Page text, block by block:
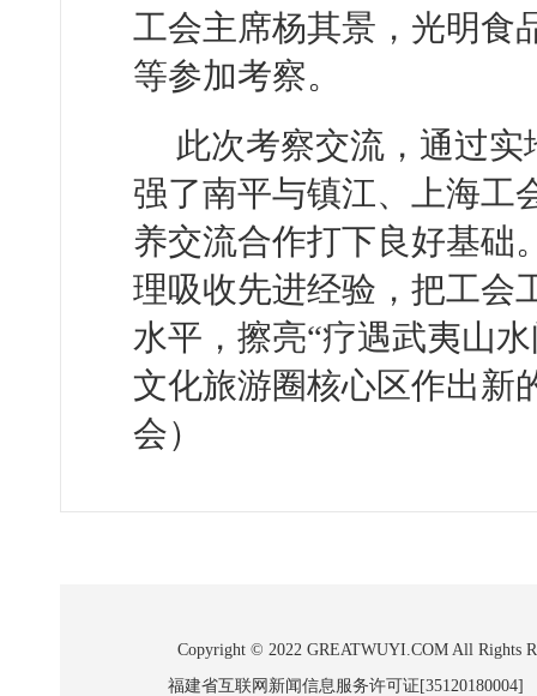
工会主席杨其景，光明食
等参加考察。
此次考察交流，通过
强了南平与镇江、上海工
养交流合作打下良好基础
理吸收先进经验，把工会
水平，擦亮“疗遇武夷山
文化旅游圈核心区作出新
会）
Copyright © 2022 GREATWUYI.COM All Rights
福建省互联网新闻信息服务许可证